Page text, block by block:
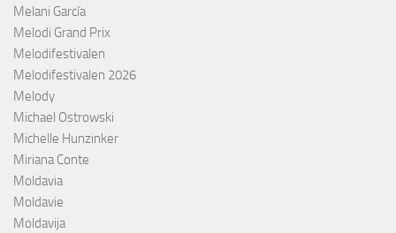
Melani García
Melodi Grand Prix
Melodifestivalen
Melodifestivalen 2026
Melody
Michael Ostrowski
Michelle Hunzinker
Miriana Conte
Moldavia
Moldavie
Moldavija